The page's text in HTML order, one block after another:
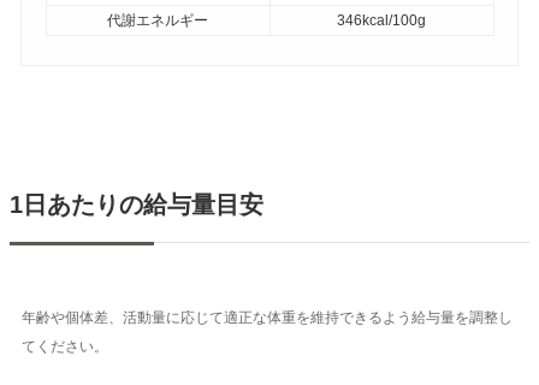
代謝エネルギー
346kcal/100g
1日あたりの給与量目安
年齢や個体差、活動量に応じて適正な体重を維持できるよう給与量を調整し
てください。